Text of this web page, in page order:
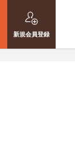
新規会員登録